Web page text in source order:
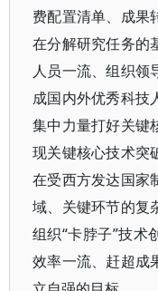
费配置清单、成果
在分解研究任务的
人员一流、组织领
成国内外优秀科技
集中力量打好关键
现关键核心技术突
在受西方发达国家
域、关键环节的复
组织“卡脖子”技术
效率一流、赶超成